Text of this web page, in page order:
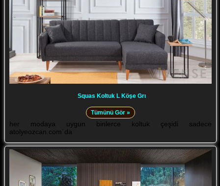
Squas Koltuk L Köşe Grı
Tümünü Gör »
her modaya uygun binlerce koltuk çeşidi sadece
atolyeozcan.com´da